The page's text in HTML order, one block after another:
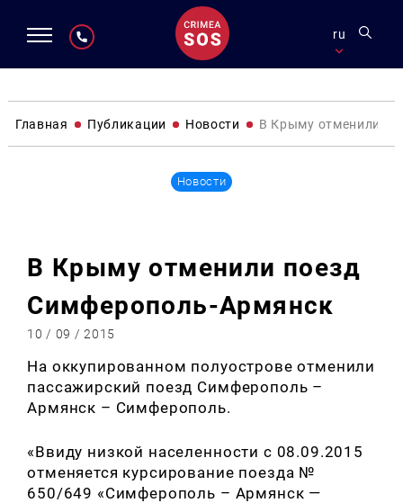
ru
Главная Публикации Новости В Крыму отменили
Новости
В Крыму отменили поезд
Симферополь-Армянск
10 / 09 / 2015
На оккупированном полуострове отменили
пассажирский поезд Симферополь –
Армянск – Симферополь.
«Ввиду низкой населенности с 08.09.2015
отменяется курсирование поезда №
650/649 «Симферополь – Армянск —